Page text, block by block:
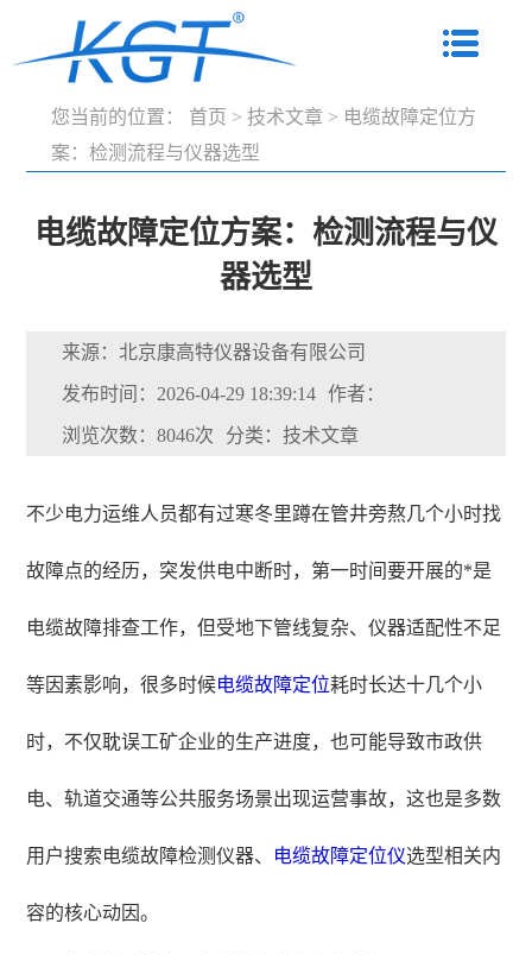
您当前的位置： 首页 > 技术文章 > 电缆故障定位方
案：检测流程与仪器选型
电缆故障定位方案：检测流程与仪
器选型
来源：北京康高特仪器设备有限公司
发布时间：2026-04-29 18:39:14 作者：
浏览次数：8046次 分类：技术文章
不少电力运维人员都有过寒冬里蹲在管井旁熬几个小时找
故障点的经历，突发供电中断时，第一时间要开展的*是
电缆故障排查工作，但受地下管线复杂、仪器适配性不足
等因素影响，很多时候电缆故障定位耗时长达十几个小
时，不仅耽误工矿企业的生产进度，也可能导致市政供
电、轨道交通等公共服务场景出现运营事故，这也是多数
用户搜索电缆故障检测仪器、 电缆故障定位仪选型相关内
容的核心动因。